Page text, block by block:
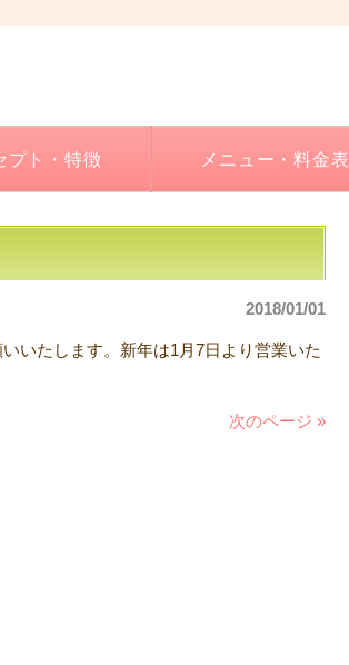
プト・特徴 メニュー・料金表
2018/01/01
いたします。新年は1月7日より営業いた
次のページ »